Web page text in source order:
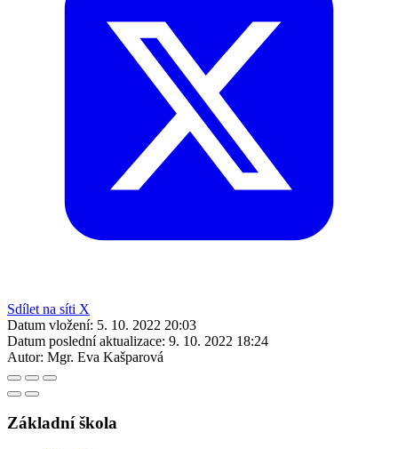
Sdílet na síti X
Datum vložení: 5. 10. 2022 20:03
Datum poslední aktualizace: 9. 10. 2022 18:24
Autor: Mgr. Eva Kašparová
Základní škola